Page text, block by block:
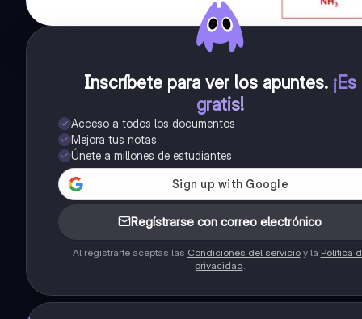
Inscríbete para ver los apuntes. ¡Es
gratis!
Acceso a todos los documentos
Mejora tus notas
Únete a millones de estudiantes
Regístrarse con correo electrónico
Al registrarte aceptas las Condiciones del servicioy la Política
privacidad